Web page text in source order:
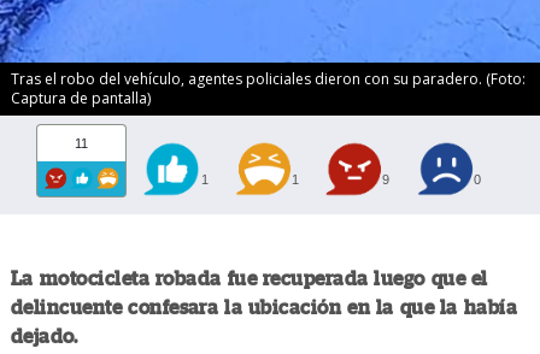
Tras el robo del vehículo, agentes policiales dieron con su paradero. (Foto:
Captura de pantalla)
11
1 1 9 0
La motocicleta robada fue recuperada luego que el
delincuente confesara la ubicación en la que la había
dejado.